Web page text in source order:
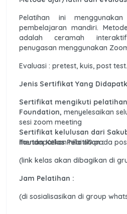
Pelatihan ini
pembelajaran mandiri.
adalah ceramah
penugasan menggunakan
Evaluasi : pretest, kuis, post test.
Jenis Sertifikat Yang
Sertifikat mengikuti pelatihan
Foundation, menyelesaikan
sesi zoom meeting
Sertifikat kelulusan dari
mendapatkan nilai 60 pada
Tautan Kelas Pelatihan :
(link kelas akan dibagikan di
Jam Pelatihan :
(di sosialisasikan di group